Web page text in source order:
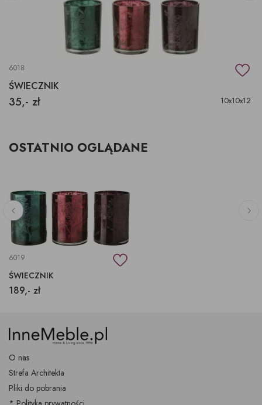
6018
ŚWIECZNIK
35,- zł 10x10x12
OSTATNIO OGLĄDANE
6019
ŚWIECZNIK
189,- zł
O nas
Strefa Architekta
Pliki do pobrania